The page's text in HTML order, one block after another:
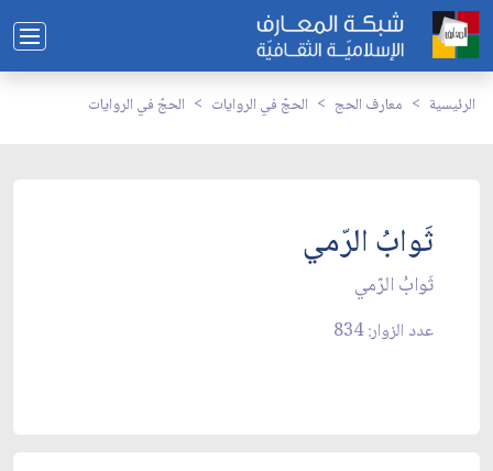
الرئيسية معارف الحج الحجّ في الروايات الحجّ في الروايات
ثَوابُ الرّمي
ثَوابُ الرّمي
عدد الزوار: 834